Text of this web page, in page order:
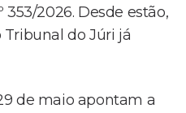
2026. Desde estão,
Tribunal do Júri já
de maio apontam a